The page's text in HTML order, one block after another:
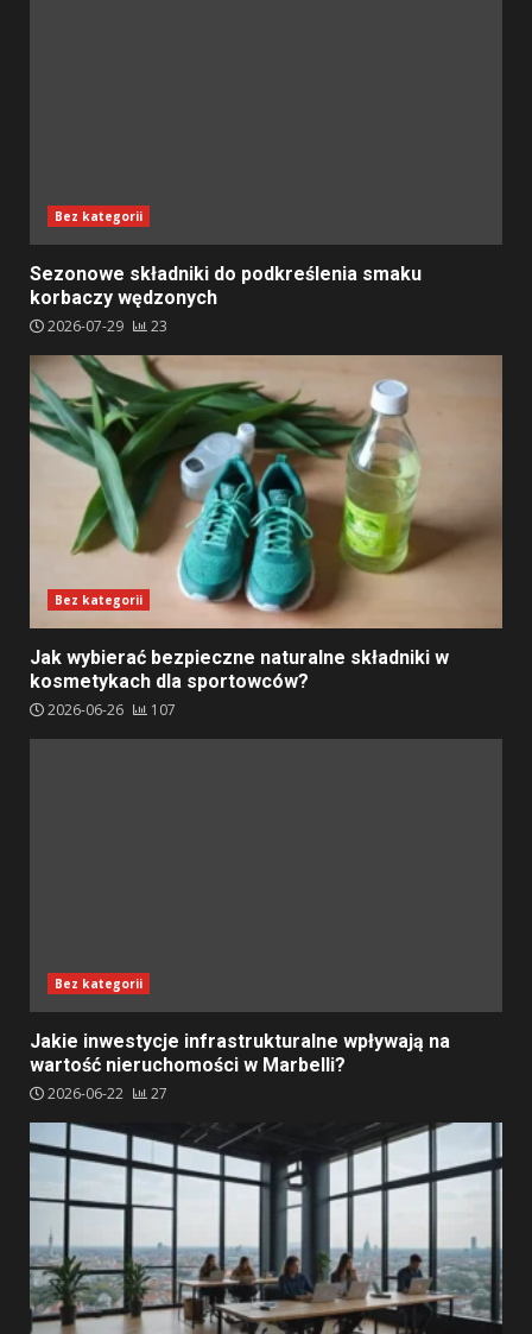
Bez kategorii
Sezonowe składniki do podkreślenia smaku
korbaczy wędzonych
2026-07-29 23
Bez kategorii
Jak wybierać bezpieczne naturalne składniki w
kosmetykach dla sportowców?
2026-06-26 107
Bez kategorii
Jakie inwestycje infrastrukturalne wpływają na
wartość nieruchomości w Marbelli?
2026-06-22 27